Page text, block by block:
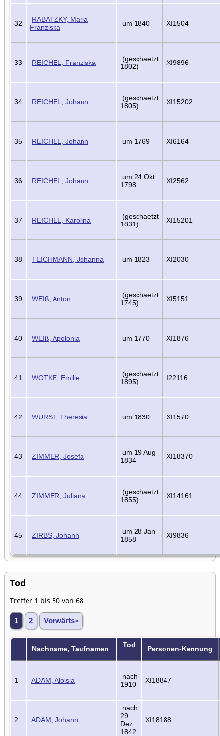
32
RABATZKY, Maria
Franziska
um 1840 XI1504
33 REICHEL, Franziska
(geschaetzt
1802)
XI9896
34 REICHEL, Johann
(geschaetzt
1805)
XI15202
35 REICHEL, Johann um 1769 XI6164
36 REICHEL, Johann
um 24 Okt
1798
XI2562
37 REICHEL, Karolina
(geschaetzt
1831)
XI15201
38 TEICHMANN, Johanna um 1823 XI2030
39 WEIß, Anton
(geschaetzt
1745)
XI5151
40 WEIß, Apolonia um 1770 XI1876
41 WOTKE, Emilie
(geschaetzt
1895)
I22116
42 WURST, Theresia um 1830 XI1570
43 ZIMMER, Josefa
um 19 Aug
1834
XI18370
44 ZIMMER, Juliana
(geschaetzt
1855)
XI14161
45 ZIRBS, Johann
um 28 Jan
1858
XI9836
Tod
Treffer 1 bis 50 von 68
1 2 Vorwärts»
Nachname, Taufnamen Tod Personen-Kennung
1 ADAM, Aloisia
nach
1910
XI18847
2 ADAM, Johann
nach
29
Dez
1842
XI18188